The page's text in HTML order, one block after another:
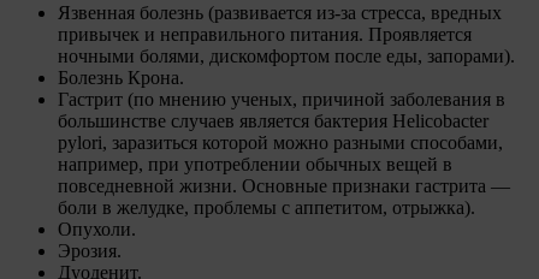
Язвенная болезнь (развивается из-за стресса, вредных
привычек и неправильного питания. Проявляется
ночными болями, дискомфортом после еды, запорами).
Болезнь Крона.
Гастрит (по мнению ученых, причиной заболевания в
большинстве случаев является бактерия Helicobacter
pylori, заразиться которой можно разными способами,
например, при употреблении обычных вещей в
повседневной жизни. Основные признаки гастрита —
боли в желудке, проблемы с аппетитом, отрыжка).
Опухоли.
Эрозия.
Дуоденит.